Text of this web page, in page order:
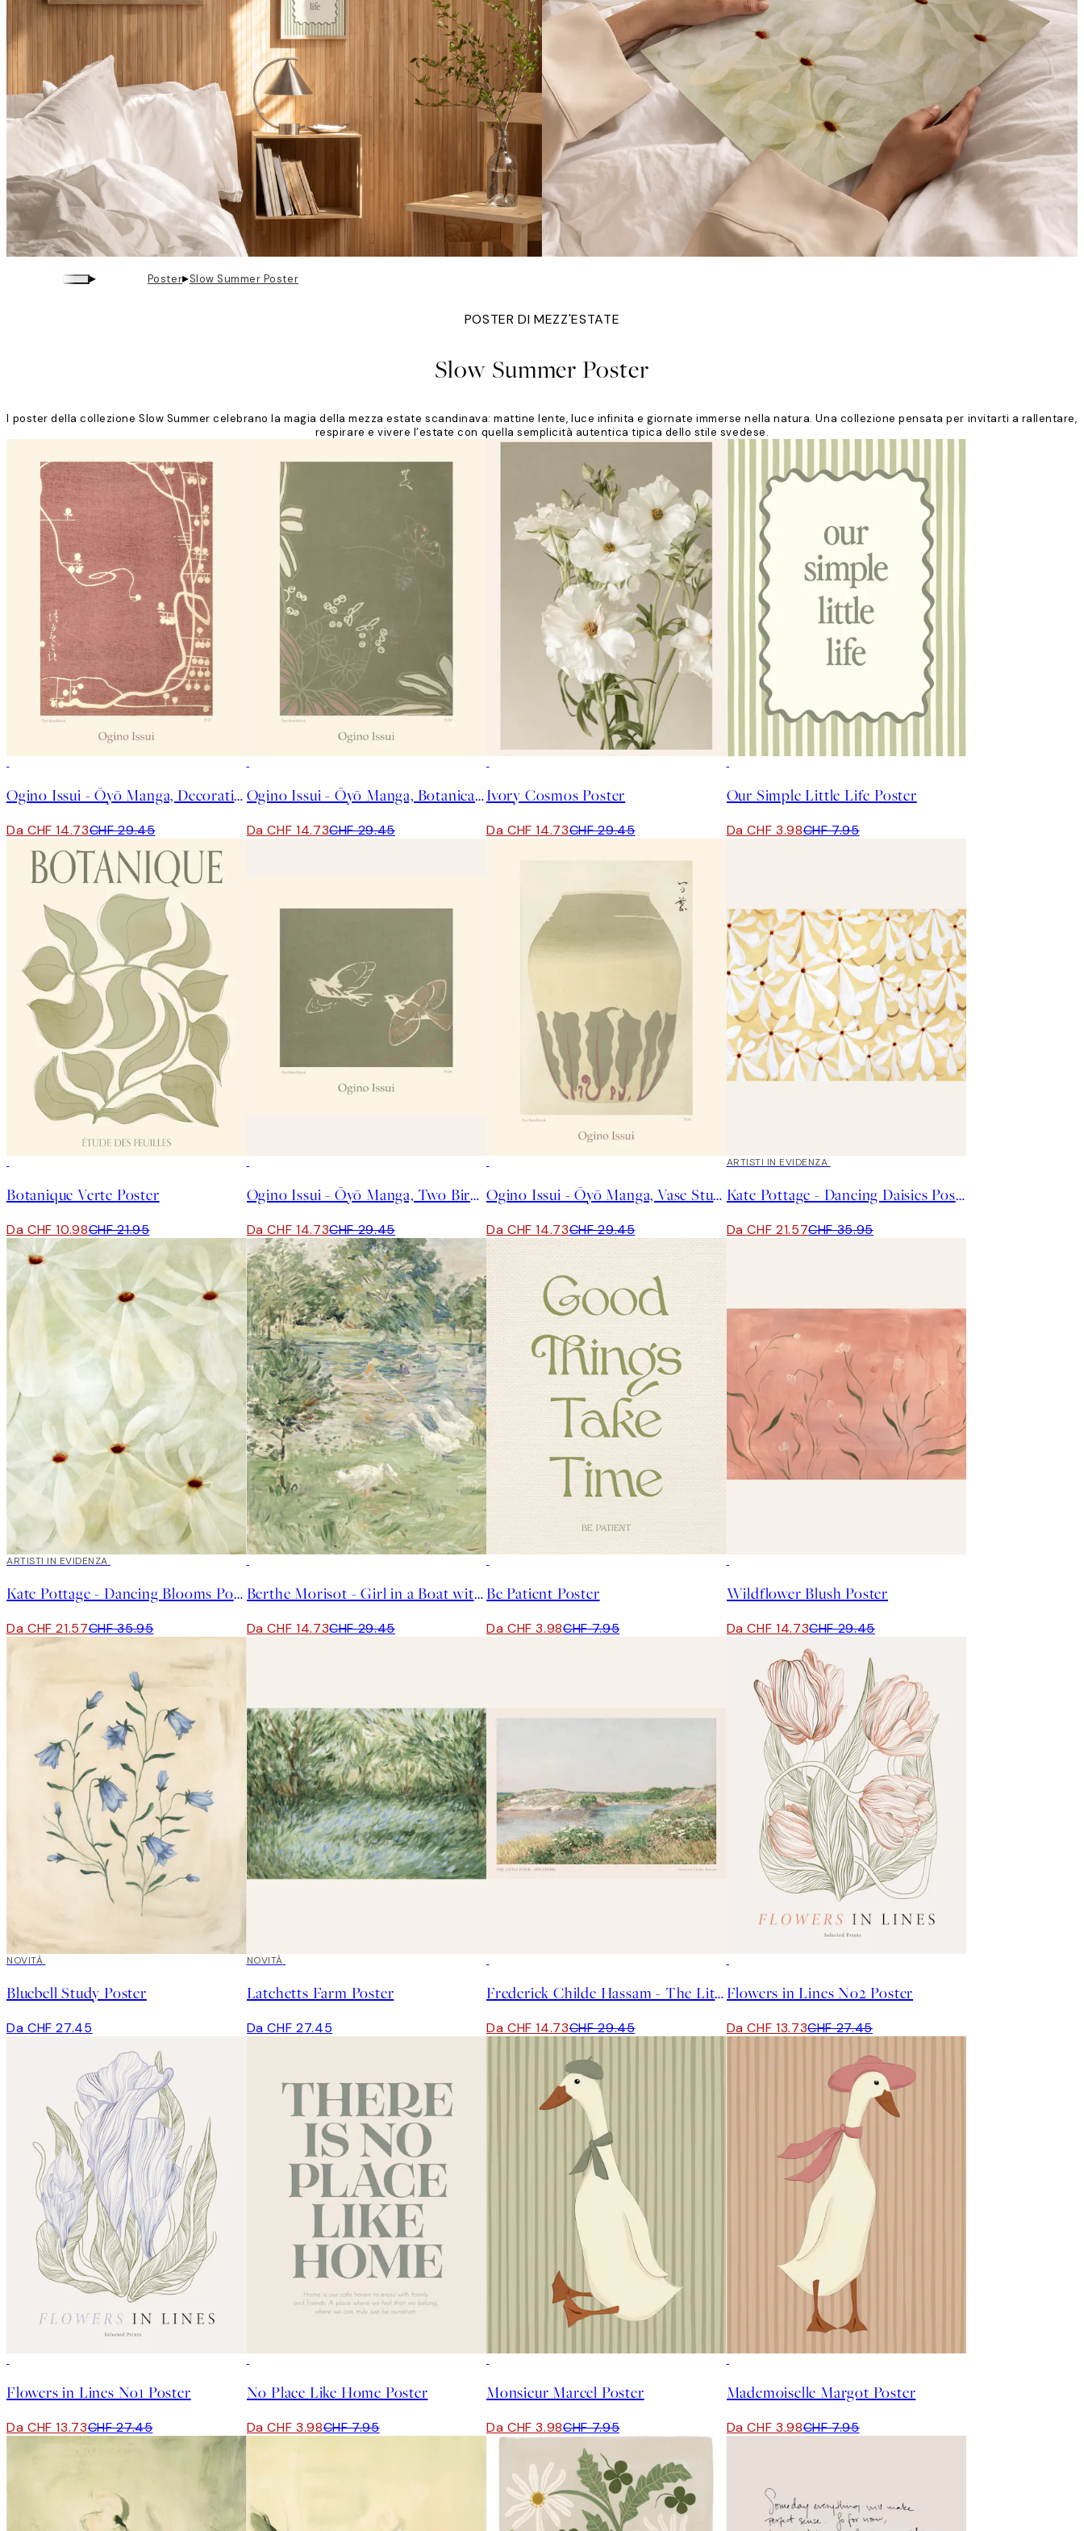
▸ Poster▸Slow Summer Poster
POSTER DI MEZZ'ESTATE
Slow Summer Poster
I poster della collezione Slow Summer celebrano la magia della mezza estate scandinava: mattine lente, luce infinita e giornate immerse nella natura. Una collezione pensata per invitarti a rallentare,
respirare e vivere l’estate con quella semplicità autentica tipica dello stile svedese.
Ogino Issui - Ōyō Manga, Decorative Study Poster
Da CHF 14.73CHF 29.45
Ogino Issui - Ōyō Manga, Botanical Study Poster
Da CHF 14.73CHF 29.45
Ivory Cosmos Poster
Da CHF 14.73CHF 29.45
Our Simple Little Life Poster
Da CHF 3.98CHF 7.95
Botanique Verte Poster
Da CHF 10.98CHF 21.95
Ogino Issui - Ōyō Manga, Two Birds Poster
Da CHF 14.73CHF 29.45
Ogino Issui - Ōyō Manga, Vase Study Poster
Da CHF 14.73CHF 29.45
40%*
ARTISTI IN EVIDENZA
Kate Pottage - Dancing Daisies Poster
Da CHF 21.57CHF 35.95
40%*
ARTISTI IN EVIDENZA
Kate Pottage - Dancing Blooms Poster
Da CHF 21.57CHF 35.95
Berthe Morisot - Girl in a Boat with Geese Poster
Da CHF 14.73CHF 29.45
Be Patient Poster
Da CHF 3.98CHF 7.95
Wildflower Blush Poster
Da CHF 14.73CHF 29.45
NOVITÀ
Bluebell Study Poster
Da CHF 27.45
NOVITÀ
Latchetts Farm Poster
Da CHF 27.45
Frederick Childe Hassam - The Little Pond, Appledore Poster
Da CHF 14.73CHF 29.45
Flowers in Lines No2 Poster
Da CHF 13.73CHF 27.45
Flowers in Lines No1 Poster
Da CHF 13.73CHF 27.45
No Place Like Home Poster
Da CHF 3.98CHF 7.95
Monsieur Marcel Poster
Da CHF 3.98CHF 7.95
Mademoiselle Margot Poster
Da CHF 3.98CHF 7.95